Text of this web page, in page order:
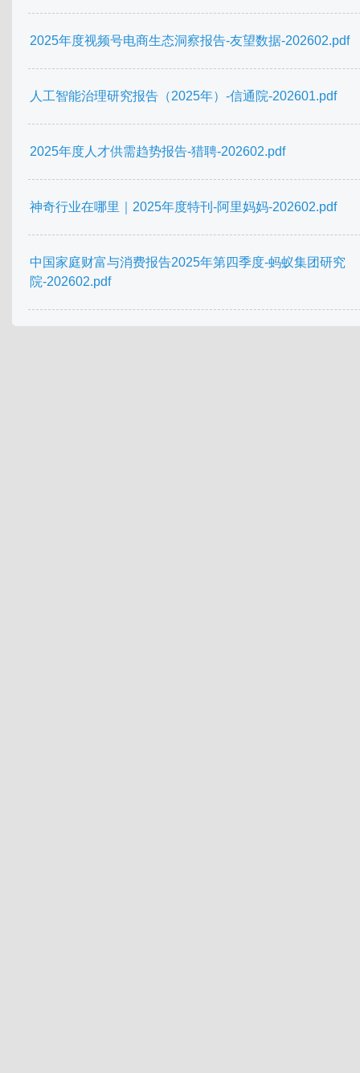
2025年度视频号电商生态洞察报告-友望数据-202602.pdf
人工智能治理研究报告（2025年）-信通院-202601.pdf
2025年度人才供需趋势报告-猎聘-202602.pdf
神奇行业在哪里｜2025年度特刊-阿里妈妈-202602.pdf
中国家庭财富与消费报告2025年第四季度-蚂蚁集团研究
院-202602.pdf